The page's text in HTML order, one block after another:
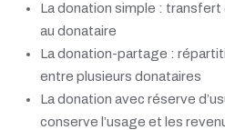
La donation simple : transfert
au donataire
La donation-partage :
entre plusieurs donataires
La donation avec réserve
conserve l’usage et les